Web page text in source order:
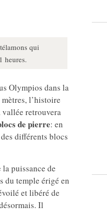
qui
heures.
Olympios dans la
l’histoire
retrouvera
de pierre: en
différents blocs
puissance de
du temple érigé en
et libéré de
Il